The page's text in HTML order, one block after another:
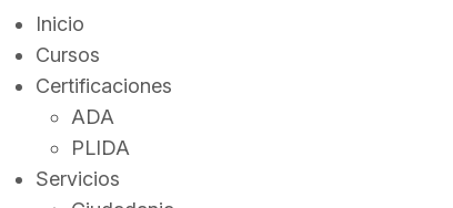
Inicio
Cursos
Certificaciones
ADA
PLIDA
Servicios